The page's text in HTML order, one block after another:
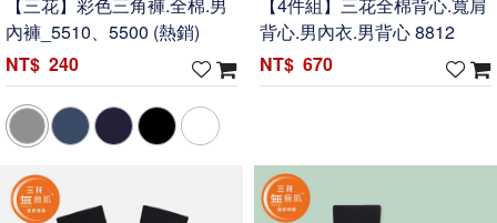
內褲_5510、5500 (熱銷)
240
背心.男內衣.男背心 8812
670